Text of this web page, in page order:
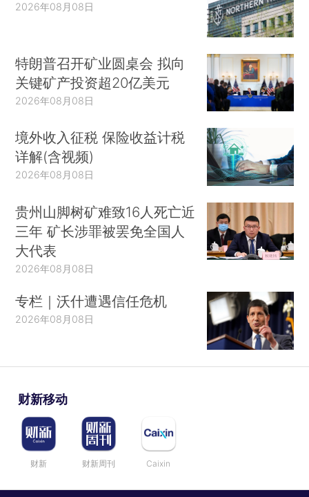
2026年08月08日
特朗普召开矿业圆桌会 拟向
关键矿产投资超20亿美元
2026年08月08日
境外收入征税 保险收益计税
详解(含视频)
2026年08月08日
贵州山脚树矿难致16人死亡近
三年 矿长涉罪被罢免全国人
大代表
2026年08月08日
专栏｜沃什遭遇信任危机
2026年08月08日
财新移动
财新 财新周刊 Caixin